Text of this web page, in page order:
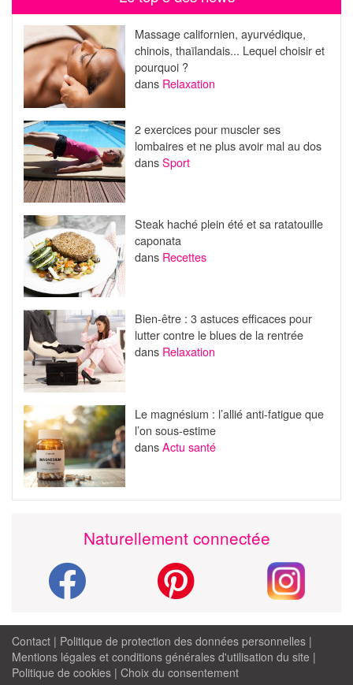
Massage californien, ayurvédique,
chinois, thaïlandais... Lequel choisir et
pourquoi ?
dans Relaxation
2 exercices pour muscler ses
lombaires et ne plus avoir mal au dos
dansSport
Steak haché plein été et sa ratatouille
caponata
dans Recettes
Bien-être : 3 astuces efficaces pour
lutter contre le blues de la rentrée
dans Relaxation
Le magnésium : l’allié anti-fatigue que
l’on sous-estime
dansActu santé
Naturellement connectée
Contact | Politique de protection des données personnelles |
Mentions légales et conditions générales d'utilisation du site |
Politique de cookies | Choix du consentement